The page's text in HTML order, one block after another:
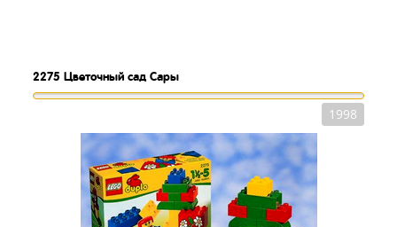
2275 Цветочный сад Сары
1998